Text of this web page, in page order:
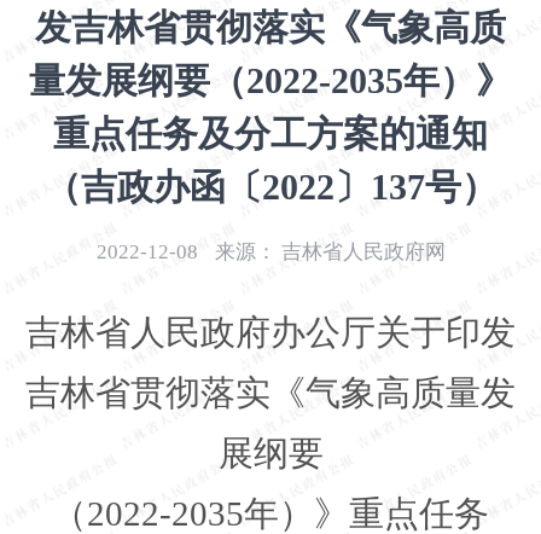
发吉林省贯彻落实《气象高质
量发展纲要（2022-2035年）》
重点任务及分工方案的通知
（吉政办函〔2022〕137号）
2022-12-08 来源： 吉林省人民政府网
吉林省人民政府办公厅关于印发
吉林省贯彻落实《气象高质量发
展纲要
（2022-2035年）》重点任务